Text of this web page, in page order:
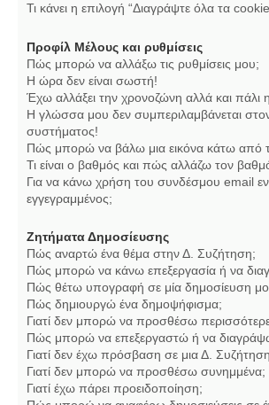
Τι κάνει η επιλογή “Διαγράψτε όλα τα
Προφίλ Μέλους και ρυθμίσεις
Πώς μπορώ να αλλάξω τις ρυθμίσεις μου;
Η ώρα δεν είναι σωστή!
Έχω αλλάξει την χρονοζώνη αλλά και πάλι
Η γλώσσα μου δεν συμπεριλαμβάνεται
συστήματος!
Πώς μπορώ να βάλω μια εικόνα κάτω από
Τι είναι ο βαθμός και πώς αλλάζω τον
Για να κάνω χρήση του συνδέσμου email
εγγεγραμμένος;
Ζητήματα Δημοσίευσης
Πώς αναρτώ ένα θέμα στην Δ. Συζήτηση;
Πώς μπορώ να κάνω επεξεργασία ή να
Πώς θέτω υπογραφή σε μία δημοσίευση
Πώς δημιουργώ ένα δημοψήφισμα;
Γιατί δεν μπορώ να προσθέσω
Πώς μπορώ να επεξεργαστώ ή να
Γιατί δεν έχω πρόσβαση σε μια Δ.
Γιατί δεν μπορώ να προσθέσω συνημμένα;
Γιατί έχω πάρει προειδοποίηση;